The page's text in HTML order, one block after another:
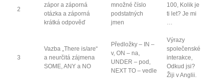
2
zápor a záporná
otázka a záporná
krátká odpověď
množné číslo
podstatných
jmen
100, Kolik je
ti let? Je mi
3
Vazba „There is/are“
a neurčitá zájmena
SOME, ANY a NO
Předložky – IN –
v, ON – na,
UNDER – pod,
NEXT TO – vedle
Výrazy
společenské
interakce,
Odkud jsi?
Žiji v Anglii.